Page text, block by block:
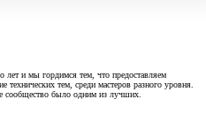
и мы гордимся тем, что предоставляем
технических тем, среди мастеров разного уровня.
было одним из лучших.